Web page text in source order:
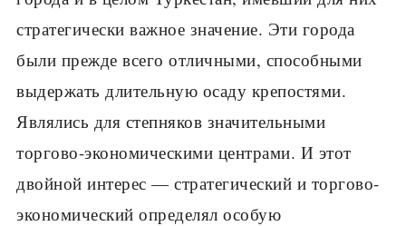
стратегически важное значение. Эти города
были прежде всего отличными, способными
выдержать длительную осаду крепостями.
Являлись для степняков значительными
торгово-экономическими центрами. И этот
двойной интерес — стратегический и торгово-
экономический определял особую